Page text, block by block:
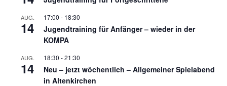
AUG.
14
17:00 - 18:30
Jugendtraining für Anfänger – wieder in der
KOMPA
AUG.
14
18:30 -21:30
Neu – jetzt wöchentlich – Allgemeiner Spielabend
in Altenkirchen